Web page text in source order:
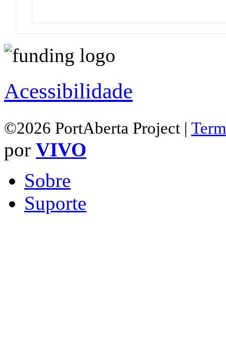
Acessibilidade
©2026 PortAberta Project |
por VIVO
Sobre
Suporte